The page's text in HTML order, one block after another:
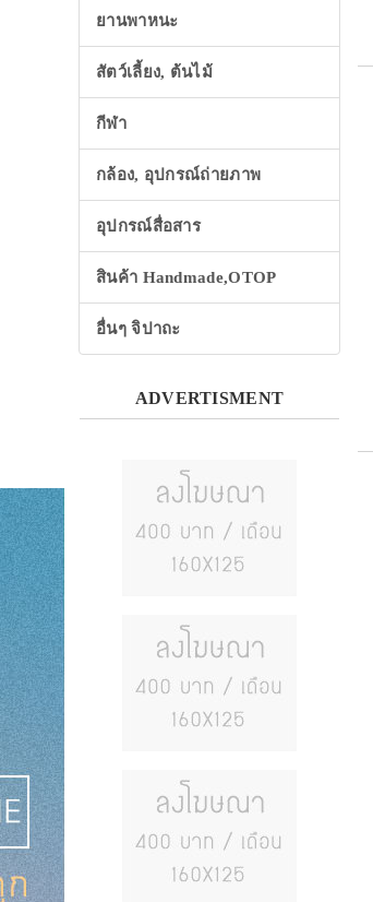
ยานพาหนะ
สัตว์เลี้ยง, ต้นไม้
กีฬา
กล้อง, อุปกรณ์ถ่ายภาพ
อุปกรณ์สื่อสาร
สินค้า Handmade,OTOP
อื่นๆ จิปาถะ
ADVERTISMENT